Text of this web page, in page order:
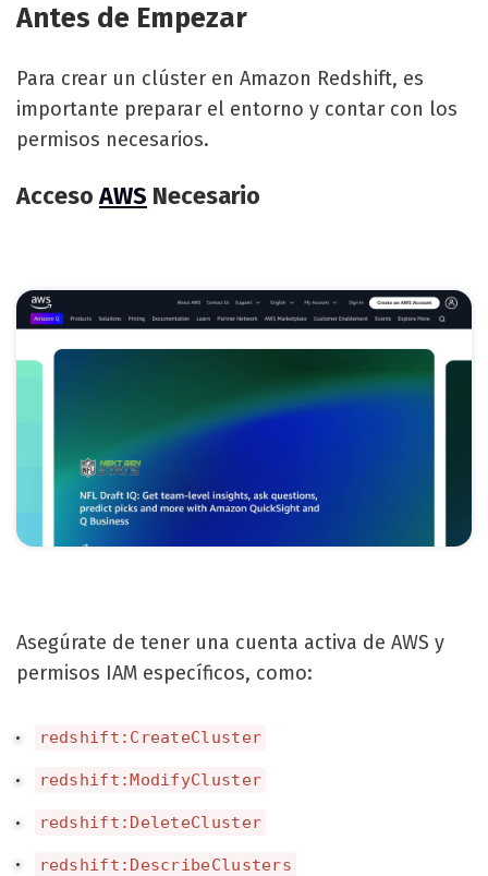
Antes de Empezar
Para crear un clúster en Amazon Redshift, es
importante preparar el entorno y contar con los
permisos necesarios.
AccesoAWS Necesario
Asegúrate de tener una cuenta activa de AWS y
permisos IAM específicos, como:
redshift:CreateCluster
redshift:ModifyCluster
redshift:DeleteCluster
redshift:DescribeClusters